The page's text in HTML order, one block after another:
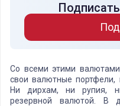
Со всеми этими
свои валютные
Ни дирхам, ни рупия,
резервной валютой. В